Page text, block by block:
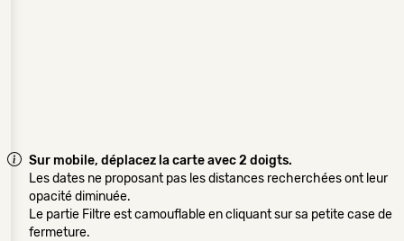
Sur mobile, déplacez la carte avec 2 doigts.
Les dates ne proposant pas les distances recherchées ont leur
opacité diminuée.
Le partie Filtre est camouflable en cliquant sur sa petite case de
fermeture.